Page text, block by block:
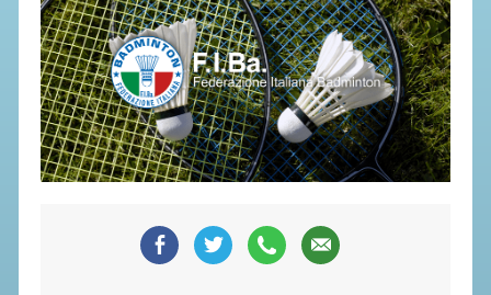
SEGRETERIA FEDERALE
CONTATTI
AVVISI E BANDI
CIRCOLARI
RESPONSABILITÀ SOCIALE
RICHIESTA PATROCINIO